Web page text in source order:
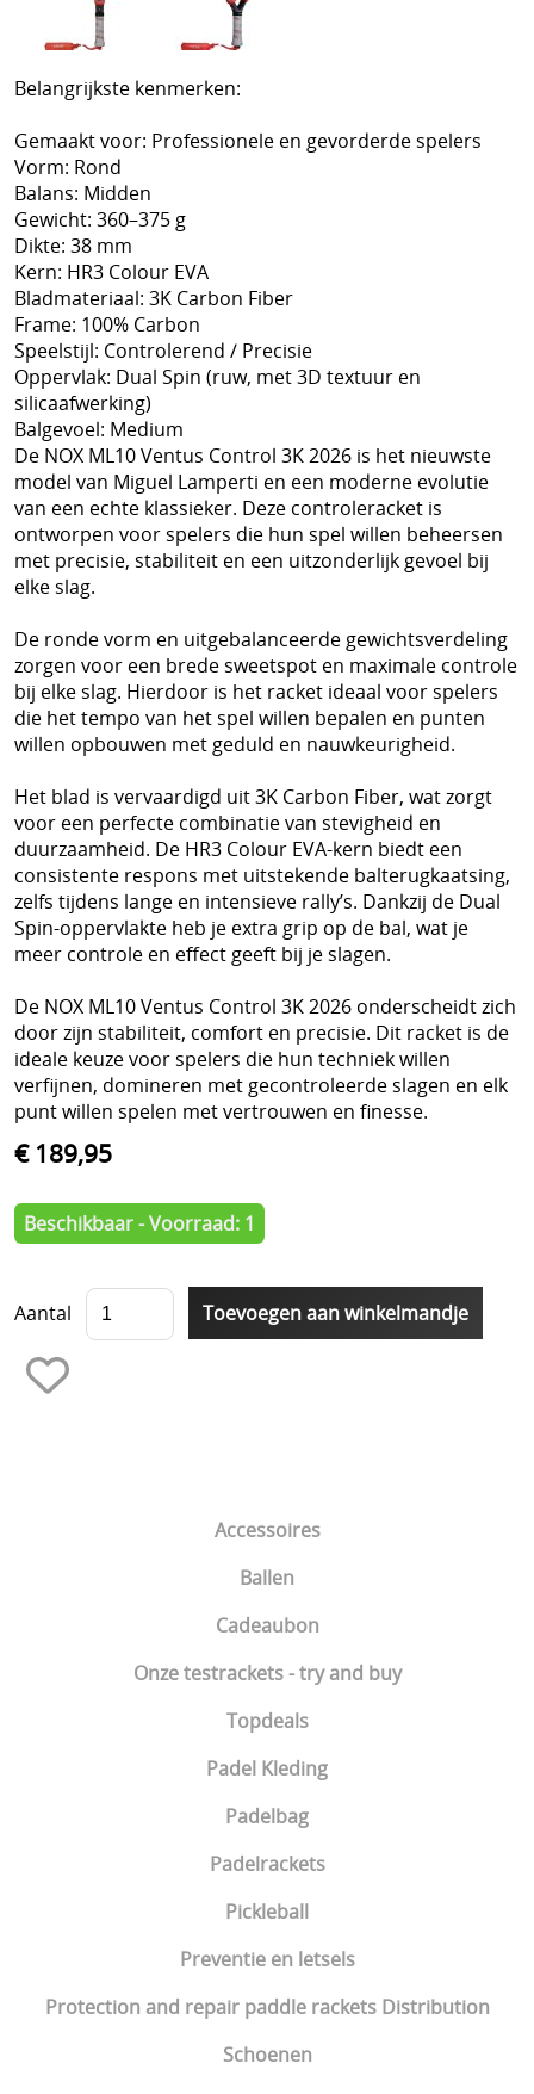
Tennis
Trainers Materiaal
Accessoires
Ballen
Cadeaubon
Onze testrackets - try and buy
Topdeals
Padel Kleding
Padelbag
Padelrackets
Pickleball
Preventie en letsels
Protection and repair paddle rackets Distribution
Schoenen
Belangrijkste kenmerken:
Gemaakt voor: Professionele en gevorderde spelers
Vorm: Rond
Balans: Midden
Gewicht: 360–375 g
Dikte: 38 mm
Kern: HR3 Colour EVA
Bladmateriaal: 3K Carbon Fiber
Frame: 100% Carbon
Speelstijl: Controlerend / Precisie
Oppervlak: Dual Spin (ruw, met 3D textuur en
silicaafwerking)
Balgevoel: Medium
De NOX ML10 Ventus Control 3K 2026 is het nieuwste
model van Miguel Lamperti en een moderne evolutie
van een echte klassieker. Deze controleracket is
ontworpen voor spelers die hun spel willen beheersen
met precisie, stabiliteit en een uitzonderlijk gevoel bij
elke slag.
De ronde vorm en uitgebalanceerde gewichtsverdeling
zorgen voor een brede sweetspot en maximale controle
bij elke slag. Hierdoor is het racket ideaal voor spelers
die het tempo van het spel willen bepalen en punten
willen opbouwen met geduld en nauwkeurigheid.
Het blad is vervaardigd uit 3K Carbon Fiber, wat zorgt
voor een perfecte combinatie van stevigheid en
duurzaamheid. De HR3 Colour EVA-kern biedt een
consistente respons met uitstekende balterugkaatsing,
zelfs tijdens lange en intensieve rally’s. Dankzij de Dual
Spin-oppervlakte heb je extra grip op de bal, wat je
meer controle en effect geeft bij je slagen.
De NOX ML10 Ventus Control 3K 2026 onderscheidt zich
door zijn stabiliteit, comfort en precisie. Dit racket is de
ideale keuze voor spelers die hun techniek willen
verfijnen, domineren met gecontroleerde slagen en elk
punt willen spelen met vertrouwen en finesse.
€ 189,95
Beschikbaar - Voorraad: 1
Aantal